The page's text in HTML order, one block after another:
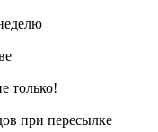
только!
при пересылке